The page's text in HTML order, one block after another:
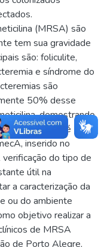
(MRSA) são
tem sua gravidade
são: foliculite,
e síndrome do
são
50% desse
demostrando
à meticilina é
inserido no
do tipo de
útil na
a caracterização da
ou do ambiente
objetivo realizar a
de MRSA
de Porto Alegre,